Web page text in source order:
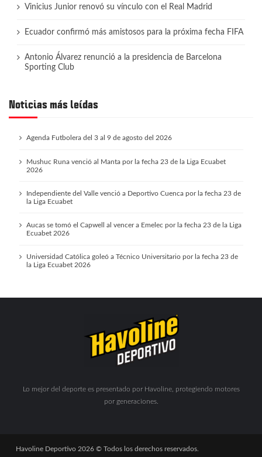
Vinicius Junior renovó su vínculo con el Real Madrid
Ecuador confirmó más amistosos para la próxima fecha FIFA
Antonio Álvarez renunció a la presidencia de Barcelona
Sporting Club
Noticias más leídas
Agenda Futbolera del 3 al 9 de agosto del 2026
Mushuc Runa venció al Manta por la fecha 23 de la Liga Ecuabet
2026
Independiente del Valle venció a Deportivo Cuenca por la fecha 23 de
la Liga Ecuabet
Aucas se tomó el Capwell al vencer a Emelec por la fecha 23 de la Liga
Ecuabet 2026
Universidad Católica goleó a Técnico Universitario por la fecha 23 de
la Liga Ecuabet 2026
Lo mejor del deporte es presentado por Havoline, protegiendo motores
por generaciones.
Havoline Deportivo 2026 © Todos los derechos reservados.